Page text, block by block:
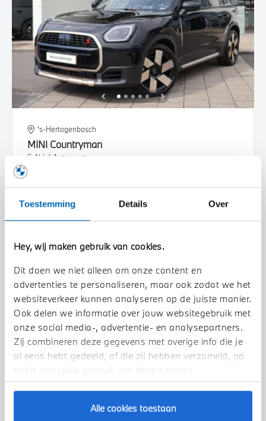
Toestemming Details Over
Hey, wij maken gebruik van cookies.
Dit doen we niet alleen om onze content en
advertenties te personaliseren, maar ook zodat we het
websiteverkeer kunnen analyseren op de juiste manier.
Ook delen we informatie over jouw websitegebruik met
onze social media-, advertentie- en analysepartners.
Zij combineren deze gegevens met overige info die je
al eens hebt gedeeld, of die zij hebben verzameld, op
basis van jouw gebruik van deze services.
Alle cookies toestaan
's-Hertogenbosch
MINI Countryman
S ALL4 Automaat
€ 51.950of€ 983
Bekijk details